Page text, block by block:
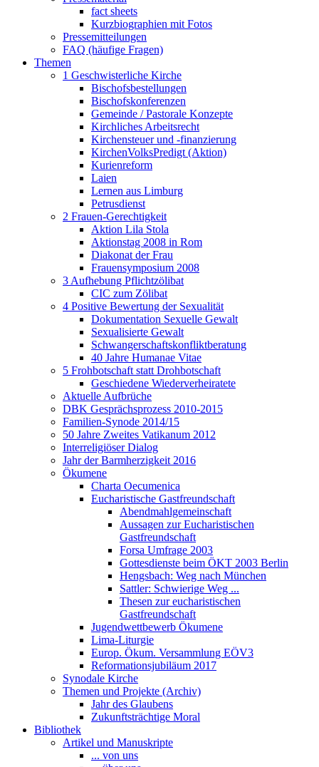
fact sheets
Kurzbiographien mit Fotos
Pressemitteilungen
FAQ (häufige Fragen)
Themen
1 Geschwisterliche Kirche
Bischofsbestellungen
Bischofskonferenzen
Gemeinde / Pastorale Konzepte
Kirchliches Arbeitsrecht
Kirchensteuer und -finanzierung
KirchenVolksPredigt (Aktion)
Kurienreform
Laien
Lernen aus Limburg
Petrusdienst
2 Frauen-Gerechtigkeit
Aktion Lila Stola
Aktionstag 2008 in Rom
Diakonat der Frau
Frauensymposium 2008
3 Aufhebung Pflichtzölibat
CIC zum Zölibat
4 Positive Bewertung der Sexualität
Dokumentation Sexuelle Gewalt
Sexualisierte Gewalt
Schwangerschaftskonfliktberatung
40 Jahre Humanae Vitae
5 Frohbotschaft statt Drohbotschaft
Geschiedene Wiederverheiratete
Aktuelle Aufbrüche
DBK Gesprächsprozess 2010-2015
Familien-Synode 2014/15
50 Jahre Zweites Vatikanum 2012
Interreligiöser Dialog
Jahr der Barmherzigkeit 2016
Ökumene
Charta Oecumenica
Eucharistische Gastfreundschaft
Abendmahlgemeinschaft
Aussagen zur Eucharistischen
Gastfreundschaft
Forsa Umfrage 2003
Gottesdienste beim ÖKT 2003 Berlin
Hengsbach: Weg nach München
Sattler: Schwierige Weg ...
Thesen zur eucharistischen
Gastfreundschaft
Jugendwettbewerb Ökumene
Lima-Liturgie
Europ. Ökum. Versammlung EÖV3
Reformationsjubiläum 2017
Synodale Kirche
Themen und Projekte (Archiv)
Jahr des Glaubens
Zukunftsträchtige Moral
Bibliothek
Artikel und Manuskripte
... von uns